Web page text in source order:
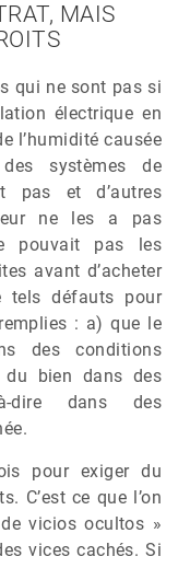
MAIS
qui ne sont pas si
électrique en
l’humidité causée
systèmes de
pas et d’autres
ne les a pas
pouvait pas les
avant d’acheter
tels défauts pour
: a) que le
des conditions
bien dans des
à-dire dans des
pour exiger du
C’est ce que l’on
vicios ocultos »
vices cachés. Si